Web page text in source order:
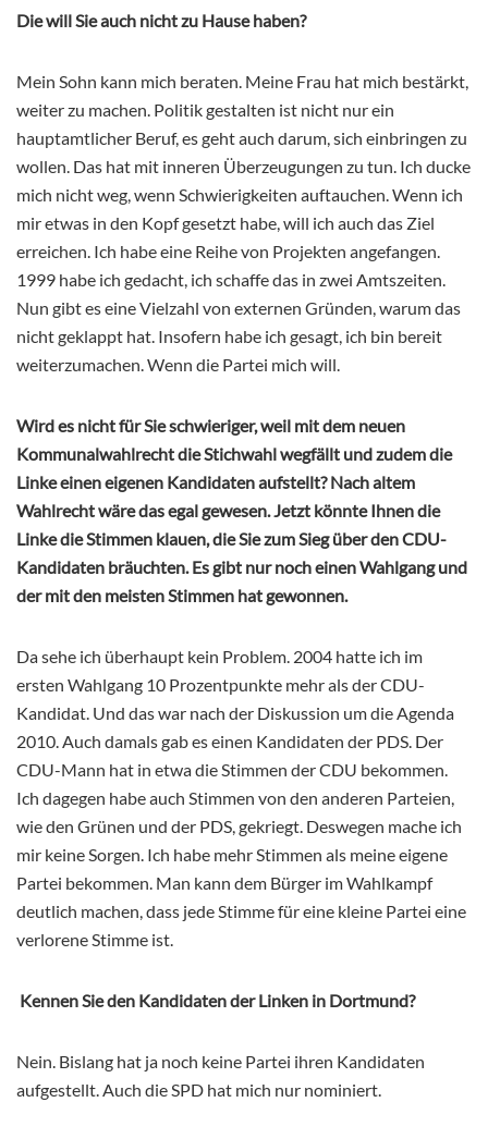
Die will Sie auch nicht zu Hause haben?
Mein Sohn kann mich beraten. Meine Frau hat mich bestärkt,
weiter zu machen. Politik gestalten ist nicht nur ein
hauptamtlicher Beruf, es geht auch darum, sich einbringen zu
wollen. Das hat mit inneren Überzeugungen zu tun. Ich ducke
mich nicht weg, wenn Schwierigkeiten auftauchen. Wenn ich
mir etwas in den Kopf gesetzt habe, will ich auch das Ziel
erreichen. Ich habe eine Reihe von Projekten angefangen.
1999 habe ich gedacht, ich schaffe das in zwei Amtszeiten.
Nun gibt es eine Vielzahl von externen Gründen, warum das
nicht geklappt hat. Insofern habe ich gesagt, ich bin bereit
weiterzumachen. Wenn die Partei mich will.
Wird es nicht für Sie schwieriger, weil mit dem neuen
Kommunalwahlrecht die Stichwahl wegfällt und zudem die
Linke einen eigenen Kandidaten aufstellt? Nach altem
Wahlrecht wäre das egal gewesen. Jetzt könnte Ihnen die
Linke die Stimmen klauen, die Sie zum Sieg über den CDU-
Kandidaten bräuchten. Es gibt nur noch einen Wahlgang und
der mit den meisten Stimmen hat gewonnen.
Da sehe ich überhaupt kein Problem. 2004 hatte ich im
ersten Wahlgang 10 Prozentpunkte mehr als der CDU-
Kandidat. Und das war nach der Diskussion um die Agenda
2010. Auch damals gab es einen Kandidaten der PDS. Der
CDU-Mann hat in etwa die Stimmen der CDU bekommen.
Ich dagegen habe auch Stimmen von den anderen Parteien,
wie den Grünen und der PDS, gekriegt. Deswegen mache ich
mir keine Sorgen. Ich habe mehr Stimmen als meine eigene
Partei bekommen. Man kann dem Bürger im Wahlkampf
deutlich machen, dass jede Stimme für eine kleine Partei eine
verlorene Stimme ist.
Kennen Sie den Kandidaten der Linken in Dortmund?
Nein. Bislang hat ja noch keine Partei ihren Kandidaten
aufgestellt. Auch die SPD hat mich nur nominiert.